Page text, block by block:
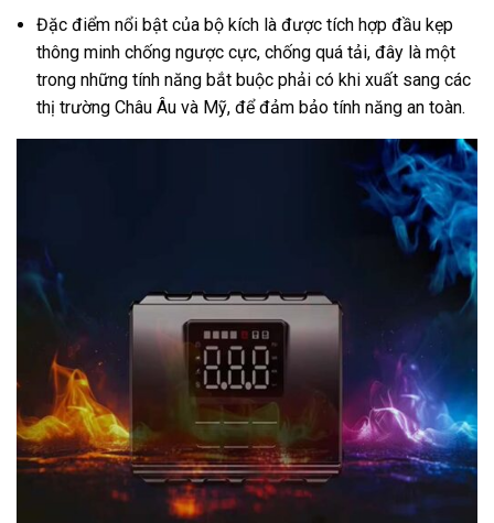
Đặc điểm nổi bật của bộ kích là được tích hợp đầu kẹp
thông minh chống ngược cực, chống quá tải, đây là một
trong những tính năng bắt buộc phải có khi xuất sang các
thị trường Châu Âu và Mỹ, để đảm bảo tính năng an toàn.